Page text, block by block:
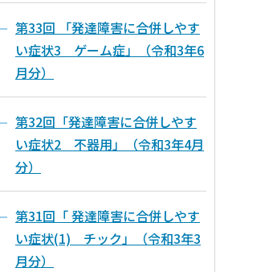
第33回 「発達障害に合併しやす
い症状3 ゲーム症」（令和3年6
月分）
第32回「発達障害に合併しやす
い症状2 不器用」（令和3年4月
分）
第31回「 発達障害に合併しやす
い症状(1) チック」（令和3年3
月分）